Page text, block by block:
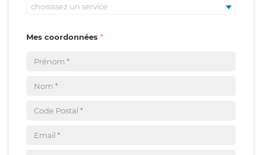
choisissez un service
Mes coordonnées